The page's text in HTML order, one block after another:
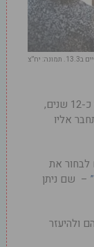
יח”צ
אשת העסקים והפילנתרופית ויוזמת יום מעשים טובים, שרי אריסון: “יום מעשים טובים, שנולד לפני כ-12 שנים,
אליו
לבחור את
– שם ניתן
ולהיעזר